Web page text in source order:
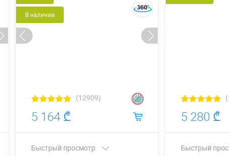
В наличии
(12909)
5 164 ₾
Быстрый просмотр
5 280 ₾
Быстрый